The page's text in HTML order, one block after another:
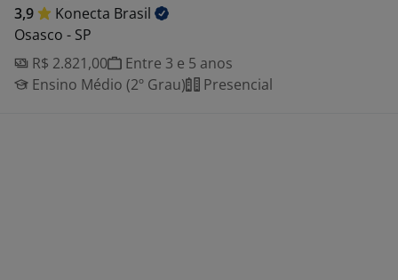
3,9 Konecta Brasil
Osasco - SP
R$ 2.821,00
Entre 3 e 5 anos
Ensino Médio (2º Grau)
Presencial